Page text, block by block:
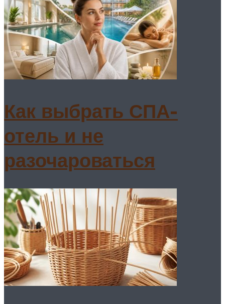
Как выбрать СПА-
отель и не
разочароваться